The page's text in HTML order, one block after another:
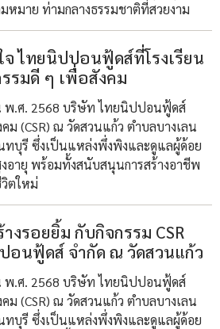
หมาย ท่ามกลางธรรมชาติที่สวยงาม
จ ไทยนิปปอนฟู้ดส์ที่โรงเรียน
รมดี ๆ เพื่อสังคม
พ.ศ. 2568 บริษัท ไทยนิปปอนฟู้ดส์
ม (CSR) ณ วัดสวนแก้ว ตำบลบางเลน
ทบุรี ซึ่งเป็นแหล่งพึ่งพิงและดูแลผู้ด้อย
งอายุ พร้อมทั้งสนับสนุนการสร้างอาชีพ
ตใหม่
งรอยยิ้ม กับกิจกรรม CSR
อนฟู้ดส์ จำกัด ณ วัดสวนแก้ว
พ.ศ. 2568 บริษัท ไทยนิปปอนฟู้ดส์
ม (CSR) ณ วัดสวนแก้ว ตำบลบางเลน
ทบุรี ซึ่งเป็นแหล่งพึ่งพิงและดูแลผู้ด้อย